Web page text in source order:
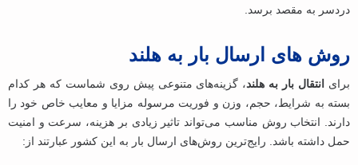
دردسر به مقصد برسد.
روش های ارسال بار به هلند
برای انتقال بار به هلند، گزینه‌های متنوعی پیش روی شماست که هر کدام
بسته به شرایط، حجم، وزن و فوریت مرسوله مزایا و معایب خاص خود را
دارند. انتخاب روش مناسب می‌تواند تاثیر زیادی بر هزینه، سرعت و امنیت
حمل داشته باشد. رایج‌ترین روش‌های ارسال بار به این کشور عبارتند از: